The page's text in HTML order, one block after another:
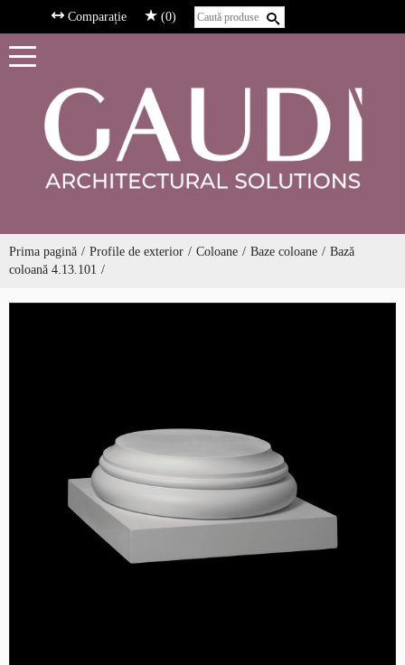
Comparație (0)
Prima pagină Profile de exterior Coloane Baze coloane
Bază
coloană 4.13.101